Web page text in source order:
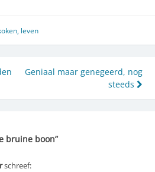
, leven
Geniaal maar genegeerd, nog
steeds
bruine boon”
schreef: